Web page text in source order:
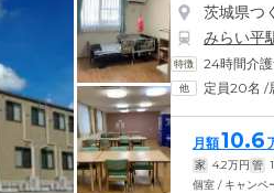
茨城県つ
みらい平
24時間介
定員20名 /
月額10.6
家 4.2万円 管
個室 / キャンペ